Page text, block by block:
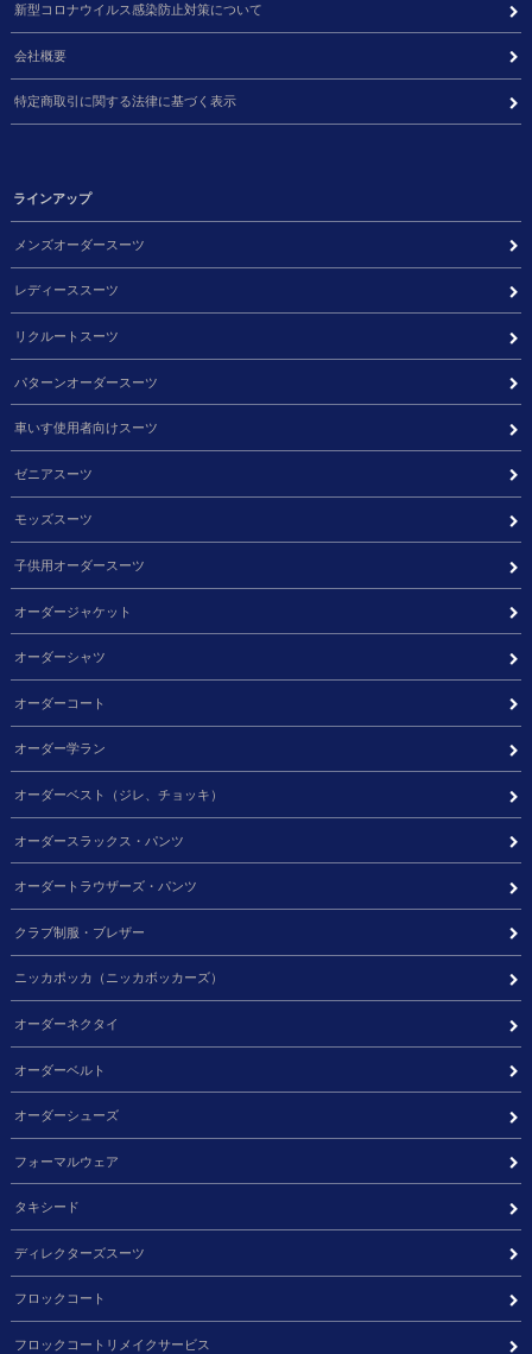
新型コロナウイルス感染防止対策について
会社概要
特定商取引に関する法律に基づく表示
ラインアップ
メンズオーダースーツ
レディーススーツ
リクルートスーツ
パターンオーダースーツ
車いす使用者向けスーツ
ゼニアスーツ
モッズスーツ
子供用オーダースーツ
オーダージャケット
オーダーシャツ
オーダーコート
オーダー学ラン
オーダーベスト（ジレ、チョッキ）
オーダースラックス・パンツ
オーダートラウザーズ・パンツ
クラブ制服・ブレザー
ニッカポッカ（ニッカボッカーズ）
オーダーネクタイ
オーダーベルト
オーダーシューズ
フォーマルウェア
タキシード
ディレクターズスーツ
フロックコート
フロックコートリメイクサービス